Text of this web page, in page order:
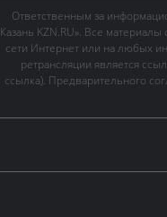
Ответственным за
Казань KZN.RU». Все
сети Интернет или на любых
ретрансляции является
ссылка). Предварительного